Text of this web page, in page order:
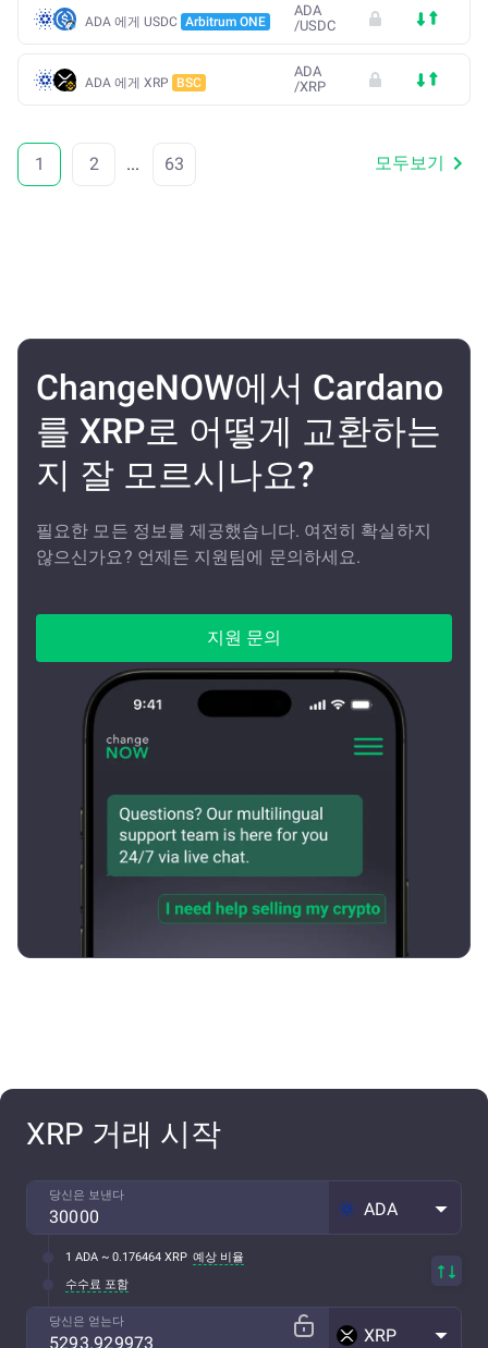
ADA 에게 USDC Arbitrum ONE
ADA
/USDC
ADA 에게 XRP BSC
ADA
/XRP
1 2 ... 63 모두보기
ChangeNOW에서 Cardano
를 XRP로 어떻게 교환하는
지 잘 모르시나요?
필요한 모든 정보를 제공했습니다. 여전히 확실하지
않으신가요? 언제든 지원팀에 문의하세요.
지원 문의
XRP 거래 시작
당신은 보낸다
ADA
1 ADA ~ 0.176464 XRP 예상 비율
수수료 포함
당신은 얻는다
XRP